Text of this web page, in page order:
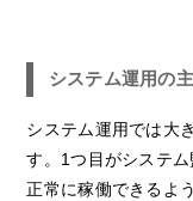
システム運用の
システム運用では大
す。1つ目がシステ
正常に稼働できるよ